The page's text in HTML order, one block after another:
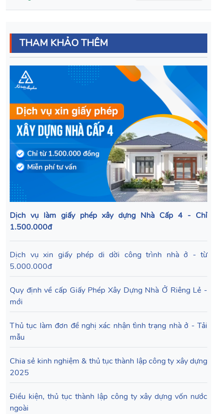
THAM KHẢO THÊM
Dịch vụ làm giấy phép xây dựng Nhà Cấp 4 - Chỉ
1.500.000đ
Dịch vụ xin giấy phép di dời công trình nhà ở - từ
5.000.000đ
Quy định về cấp Giấy Phép Xây Dựng Nhà Ở Riêng Lẻ -
mới
Thủ tục làm đơn đề nghị xác nhận tình trạng nhà ở - Tải
mẫu
Chia sẻ kinh nghiệm & thủ tục thành lập công ty xây dựng
2025
Điều kiện, thủ tục thành lập công ty xây dựng vốn nước
ngoài